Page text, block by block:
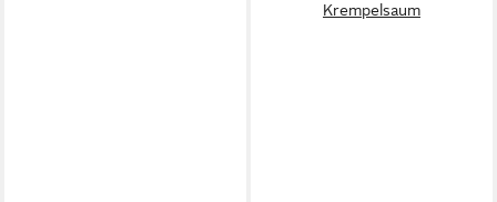
Krempelsaum